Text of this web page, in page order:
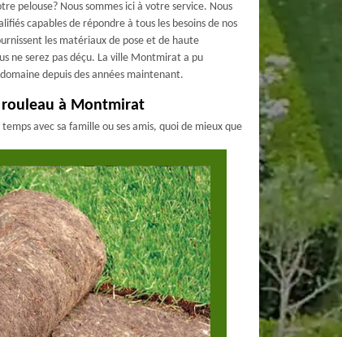
pelouse? Nous sommes ici à votre service. Nous
capables de répondre à tous les besoins de nos
les matériaux de pose et de haute
ne serez pas déçu. La ville Montmirat a pu
depuis des années maintenant.
rouleau à Montmirat
avec sa famille ou ses amis, quoi de mieux que